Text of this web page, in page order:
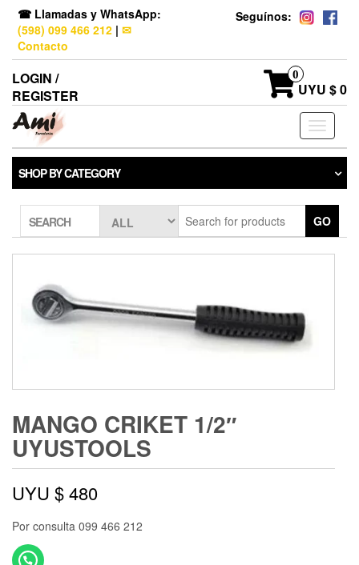
☎ Llamadas y WhatsApp:
(598) 099 466 212 | ✉
Contacto
Seguínos:
LOGIN /
REGISTER
0
UYU $ 0
Toggle
SHOP BY CATEGORY
SEARCH GO
MANGO CRIKET 1/2″
UYUSTOOLS
UYU $480
Por consulta 099 466 212